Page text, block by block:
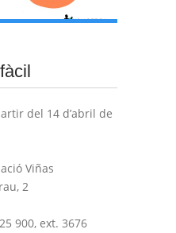
del 14 d’abril de
Viñas
2
900, ext. 3676